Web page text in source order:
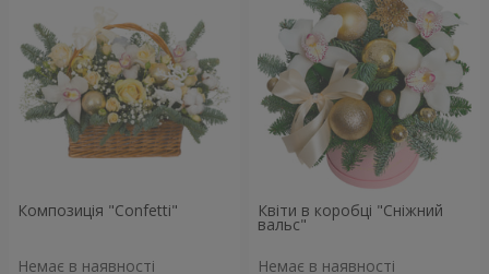
Композиція "Confetti"
Немає в наявності
Квіти в коробці "Сніжний
вальс"
Немає в наявності